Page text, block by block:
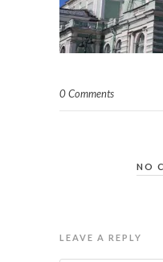
0 Comments
NO
LEAVE A REPLY